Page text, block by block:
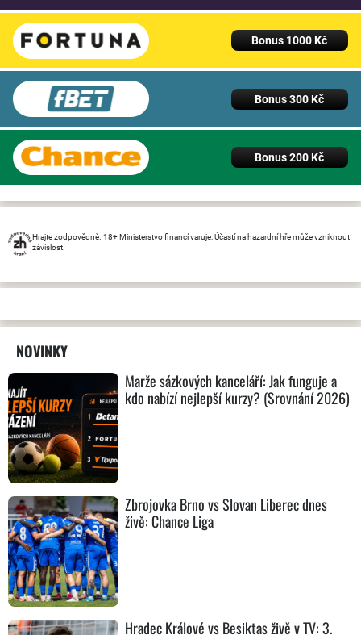
Bonus 1000 Kč
Bonus 300 Kč
Bonus 200 Kč
Hrajte zodpovědně. 18+ Ministerstvo financí varuje: Účastí na hazardní hře může vzniknout
závislost.
NOVINKY
Marže sázkových kanceláří: Jak funguje a
kdo nabízí nejlepší kurzy? (Srovnání 2026)
Zbrojovka Brno vs Slovan Liberec dnes
živě: Chance Liga
Hradec Králové vs Besiktas živě v TV: 3.